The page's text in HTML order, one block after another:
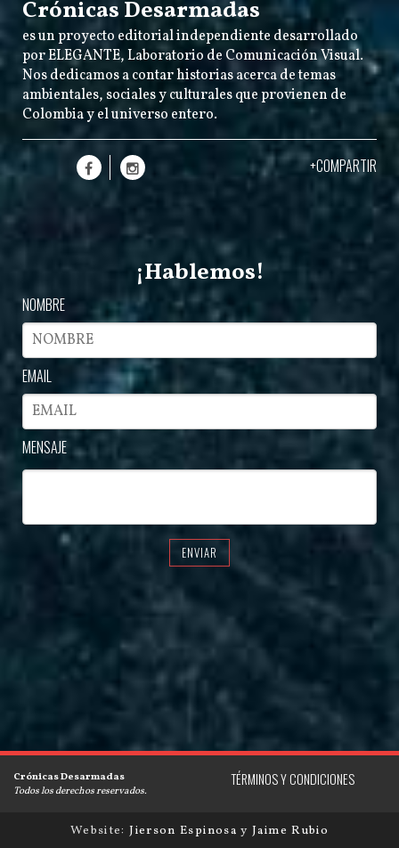
Crónicas Desarmadas
es un proyecto editorial independiente desarrollado
porELEGANTE, Laboratorio de Comunicación Visual.
Nos dedicamos a contar historias acerca de temas
ambientales, sociales y culturales que provienen de
Colombia y el universo entero.
+COMPARTIR
¡Hablemos!
NOMBRE
EMAIL
MENSAJE
ENVIAR
Crónicas Desarmadas
Todos los derechos reservados.
TÉRMINOS Y CONDICIONES
Website:Jierson EspinosayJaime Rubio